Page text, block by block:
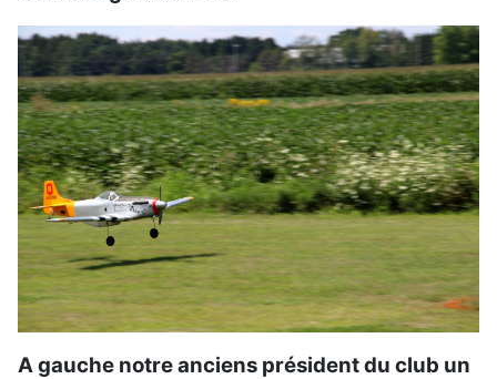
A gauche notre anciens président du club un